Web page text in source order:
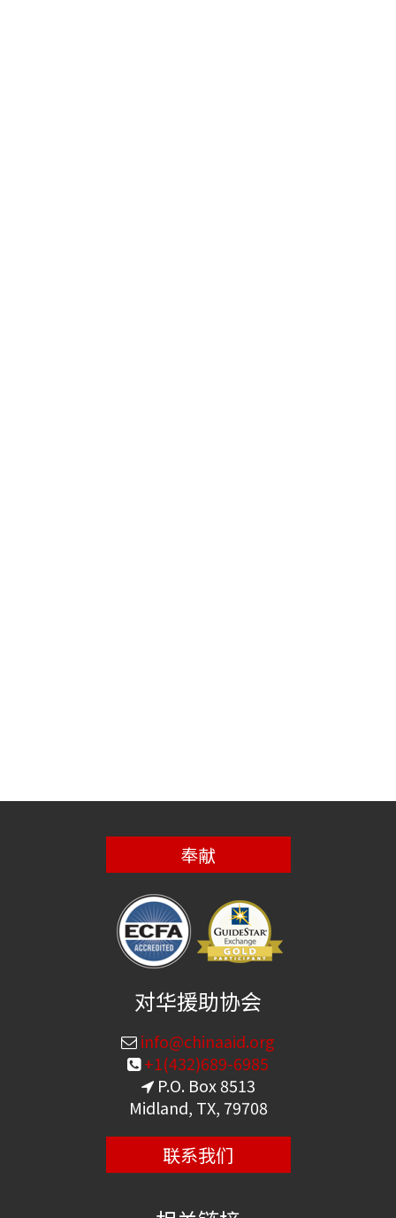
奉献
对华援助协会
info@chinaaid.org
+1(432)689-6985
P.O. Box 8513
Midland, TX, 79708
联系我们